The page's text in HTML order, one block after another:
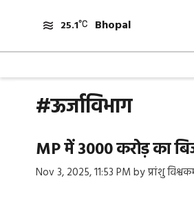
content
25.1 Bhopal
#ऊर्जाविभाग
MP में ₹3000 करोड़ का
Nov 3, 2025, 11:53 PM byप्रांशु